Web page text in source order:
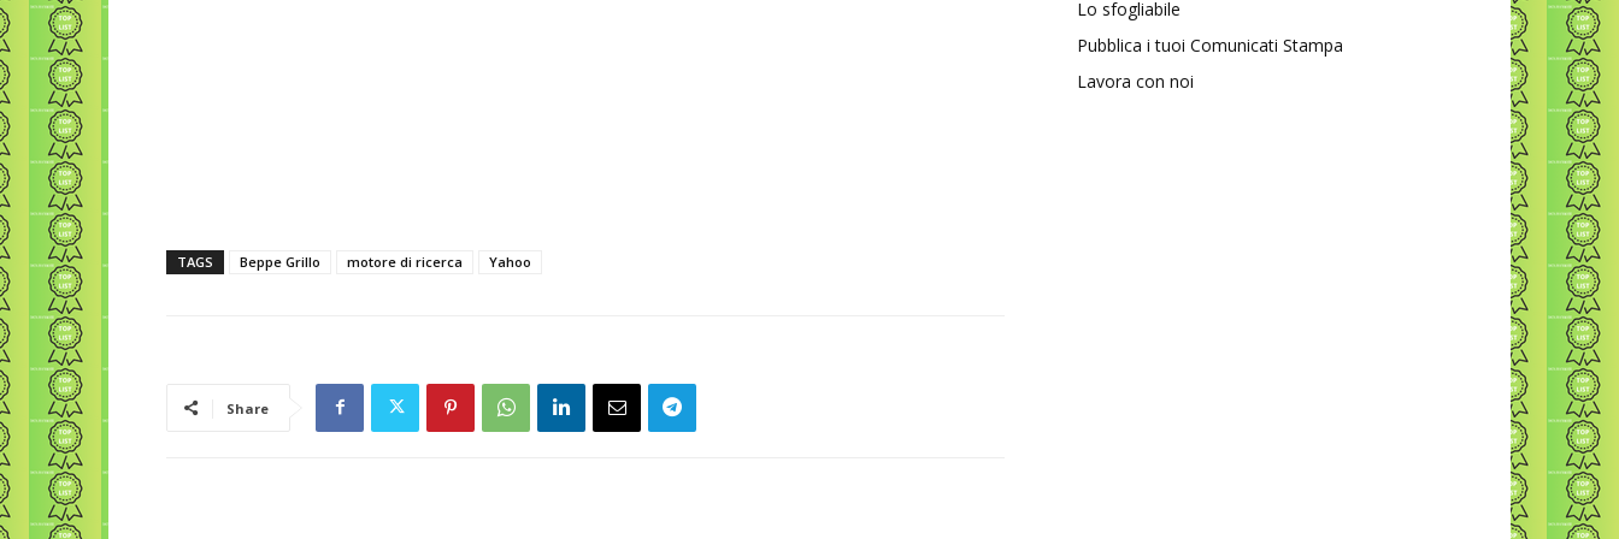
TAGS Beppe Grillo motore di ricerca Yahoo
Share
Lo sfogliabile
Pubblica i tuoi Comunicati Stampa
Lavora con noi